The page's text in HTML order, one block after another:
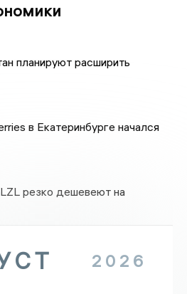
планируют расширить
в Екатеринбурге начался
резко дешевеют на
2026